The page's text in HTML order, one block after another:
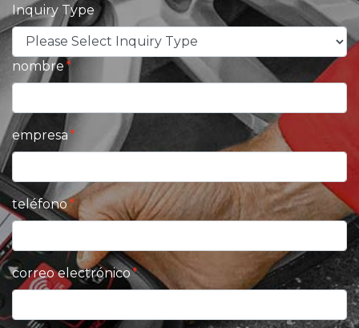
Inquiry Type
nombre
empresa
teléfono
correo electrónico